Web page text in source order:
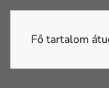
Fő tartalom